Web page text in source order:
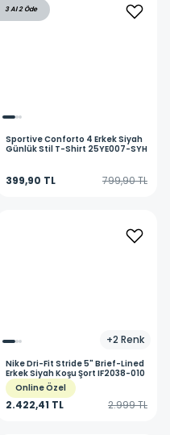
3 Al 2 Öde
SportiveConforto 4 Erkek Siyah
Günlük Stil T-Shirt 25YE007-SYH
399,90 TL 799,90 TL
+2 Renk
NikeDri-Fit Stride 5" Brief-Lined
Erkek Siyah Koşu Şort IF2038-010
Online Özel
2.422,41 TL 2.999 TL